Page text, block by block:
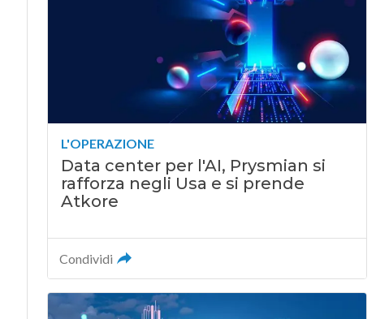
L'OPERAZIONE
Data center per l'AI, Prysmian si
rafforza negli Usa e si prende
Atkore
Condividi